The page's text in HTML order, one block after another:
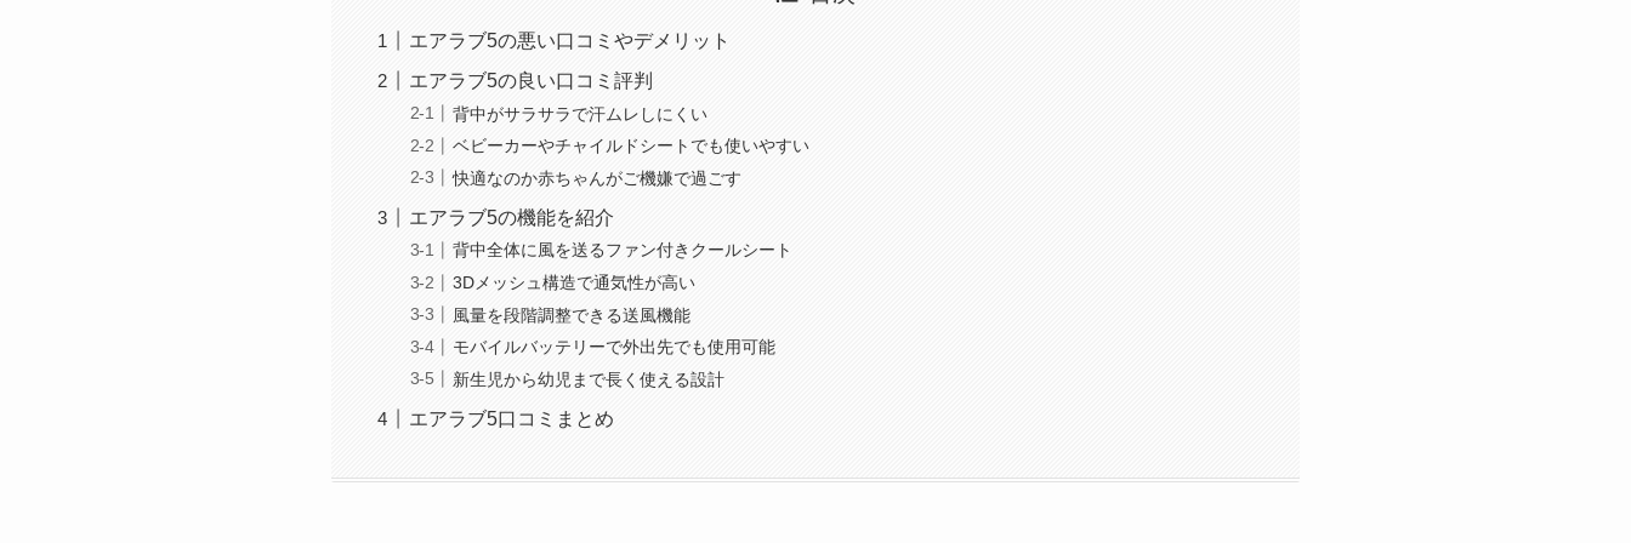
エアラブ5の悪い口コミやデメリット
エアラブ5の良い口コミ評判
背中がサラサラで汗ムレしにくい
ベビーカーやチャイルドシートでも使いやすい
快適なのか赤ちゃんがご機嫌で過ごす
エアラブ5の機能を紹介
背中全体に風を送るファン付きクールシート
3Dメッシュ構造で通気性が高い
風量を段階調整できる送風機能
モバイルバッテリーで外出先でも使用可能
新生児から幼児まで長く使える設計
エアラブ5口コミまとめ